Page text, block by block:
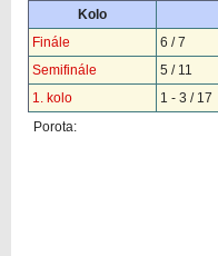
Kolo
Finále
6 / 7
Semifinále
5 / 11
1. kolo
1 - 3 / 17
Porota: